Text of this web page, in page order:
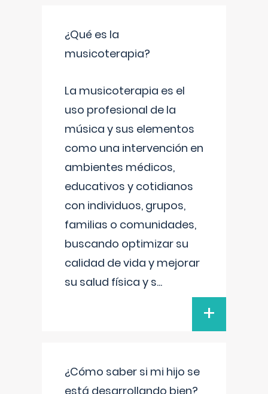
¿Qué es la
musicoterapia?
La musicoterapia es el
uso profesional de la
música y sus elementos
como una intervención en
ambientes médicos,
educativos y cotidianos
con individuos, grupos,
familias o comunidades,
buscando optimizar su
calidad de vida y mejorar
su salud física y s...
+
¿Cómo saber si mi hijo se
está desarrollando bien?